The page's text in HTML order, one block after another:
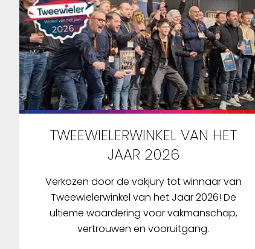
TWEEWIELERWINKEL VAN HET
JAAR 2026
Verkozen door de vakjury tot winnaar van
Tweewielerwinkel van het Jaar 2026! De
ultieme waardering voor vakmanschap,
vertrouwen en vooruitgang.